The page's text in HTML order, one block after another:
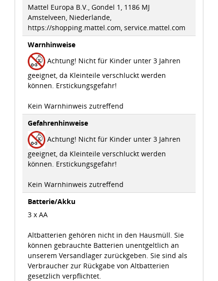
idee+spiel Betriebs-GmbH
Datenschutzbestimmungen
und
Mattel Europa B.V., Gondel 1, 1186 MJ
Amstelveen, Niederlande,
https://shopping.mattel.com, service.mattel.com
Warnhinweise
Achtung! Nicht für Kinder unter 3 Jahren
geeignet, da Kleinteile verschluckt werden
können. Erstickungsgefahr!
Kein Warnhinweis zutreffend
Gefahrenhinweise
Achtung! Nicht für Kinder unter 3 Jahren
geeignet, da Kleinteile verschluckt werden
können. Erstickungsgefahr!
Kein Warnhinweis zutreffend
Batterie/Akku
3 x AA
Altbatterien gehören nicht in den Hausmüll. Sie
können gebrauchte Batterien unentgeltlich an
unserem Versandlager zurückgeben. Sie sind als
Verbraucher zur Rückgabe von Altbatterien
gesetzlich verpflichtet.